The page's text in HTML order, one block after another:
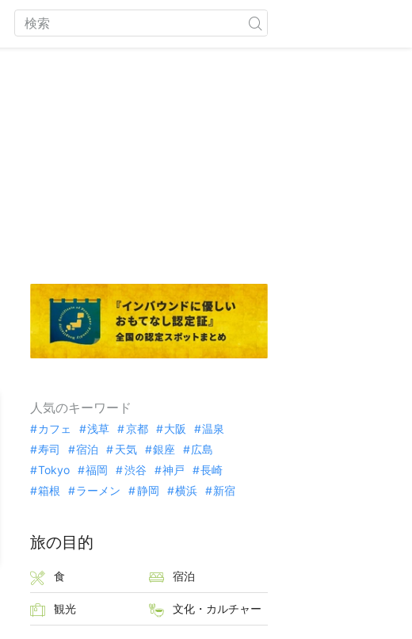
人気のキーワード
カフェ 浅草 京都 大阪
温泉
寿司
宿泊 天気 銀座
広島
Tokyo
福岡 渋谷 神戸
長崎
箱根
ラーメン 静岡 横浜 新宿
旅の目的
食 宿泊
観光 文化・カルチャー